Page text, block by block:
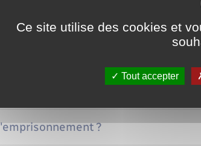
la peine peut-elle refuser de
par le juge de l'application
n'est pas aménagée ?
?
Ce site utilise des cookies et
Tout accepter